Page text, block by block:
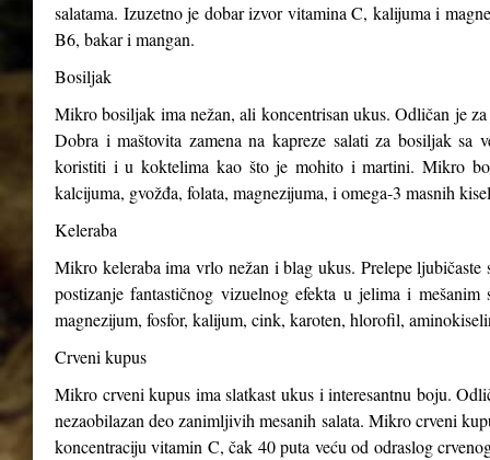
salatama. Izuzetno je dobar izvor vitamina C, kalijuma i
B6, bakar i mangan.
Bosiljak
Mikro bosiljak ima nežan, ali koncentrisan ukus. Odličan je
Dobra i maštovita zamena na kapreze salati za bosiljak
koristiti i u koktelima kao što je mohito i martini. Mikro
kalcijuma, gvožđa, folata, magnezijuma, i omega-3 masnih
Keleraba
Mikro keleraba ima vrlo nežan i blag ukus. Prelepe
postizanje fantastičnog vizuelnog efekta u jelima i
magnezijum, fosfor, kalijum, cink, karoten, hlorofil,
Crveni kupus
Mikro crveni kupus ima slatkast ukus i interesantnu boju.
nezaobilazan deo zanimljivih mesanih salata. Mikro crveni
koncentraciju vitamin C, čak 40 puta veću od odraslog